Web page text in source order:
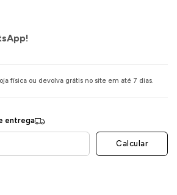
física ou devolva grátis no site em até 7 dias.
entrega
Calcular